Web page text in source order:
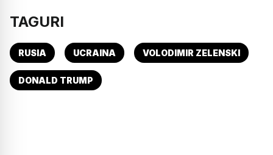
TAGURI
RUSIA UCRAINA VOLODIMIR ZELENSKI
DONALD TRUMP